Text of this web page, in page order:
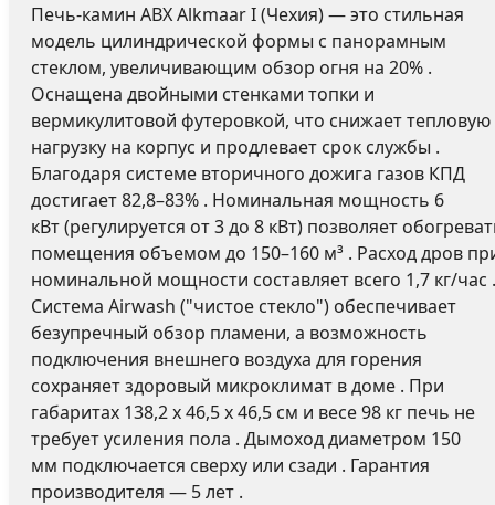
Печь-камин ABX Alkmaar I (Чехия) — это стильная
модель цилиндрической формы с панорамным
стеклом, увеличивающим обзор огня на 20% .
Оснащена двойными стенками топки и
вермикулитовой футеровкой, что снижает тепловую
нагрузку на корпус и продлевает срок службы .
Благодаря системе вторичного дожига газов КПД
достигает 82,8–83% . Номинальная мощность 6
кВт (регулируется от 3 до 8 кВт) позволяет
помещения объемом до 150–160 м³ . Расход дров
номинальной мощности составляет всего 1,7 кг/час .
Система Airwash ("чистое стекло") обеспечивает
безупречный обзор пламени, а возможность
подключения внешнего воздуха для горения
сохраняет здоровый микроклимат в доме . При
габаритах 138,2 х 46,5 х 46,5 см и весе 98 кг печь не
требует усиления пола . Дымоход диаметром 150
мм подключается сверху или сзади . Гарантия
производителя — 5 лет .